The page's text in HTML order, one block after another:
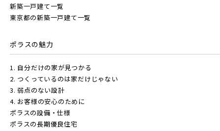
JR常磐線 [快速]
JR常磐線 [上野～仙台]
見学OK東京都葛飾区
【予告広告】リーズン青砥 アイ・ラウンジ
【予告広告】◆京成本線・京成押上線「青砥」駅徒歩8分の駅
近プロジェクト始動!!◆京成押上線「京成立石」駅徒歩10分◆
京成本線「お花茶屋」駅徒歩15分〈モデルハ...
指定なし
すぐに入居可能
千葉県市川市
新築一戸建て一覧
東京都の新築一戸建て一覧
ポラスの魅力
1. 自分だけの家が見つかる
2. つくっているのは家だけじゃない
3. 弱点のない設計
4. お客様の安心のために
ポラスの設備・仕様
ポラスの長期優良住宅